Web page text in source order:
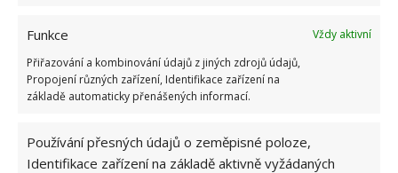
Funkce
Vždy aktivní
Přiřazování a kombinování údajů z jiných zdrojů údajů,
Propojení různých zařízení, Identifikace zařízení na
základě automaticky přenášených informací.
Používání přesných údajů o zeměpisné poloze,
Identifikace zařízení na základě aktivně vyžádaných